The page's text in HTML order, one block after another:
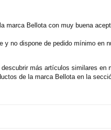
marca Bellota con muy buena
y no dispone de pedido mínimo en
más artículos similares en
de la marca Bellota en la